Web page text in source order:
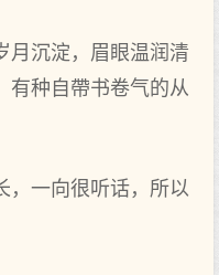
月沉淀，眉眼温润清
有种自帶书卷气的从
，一向很听话，所以